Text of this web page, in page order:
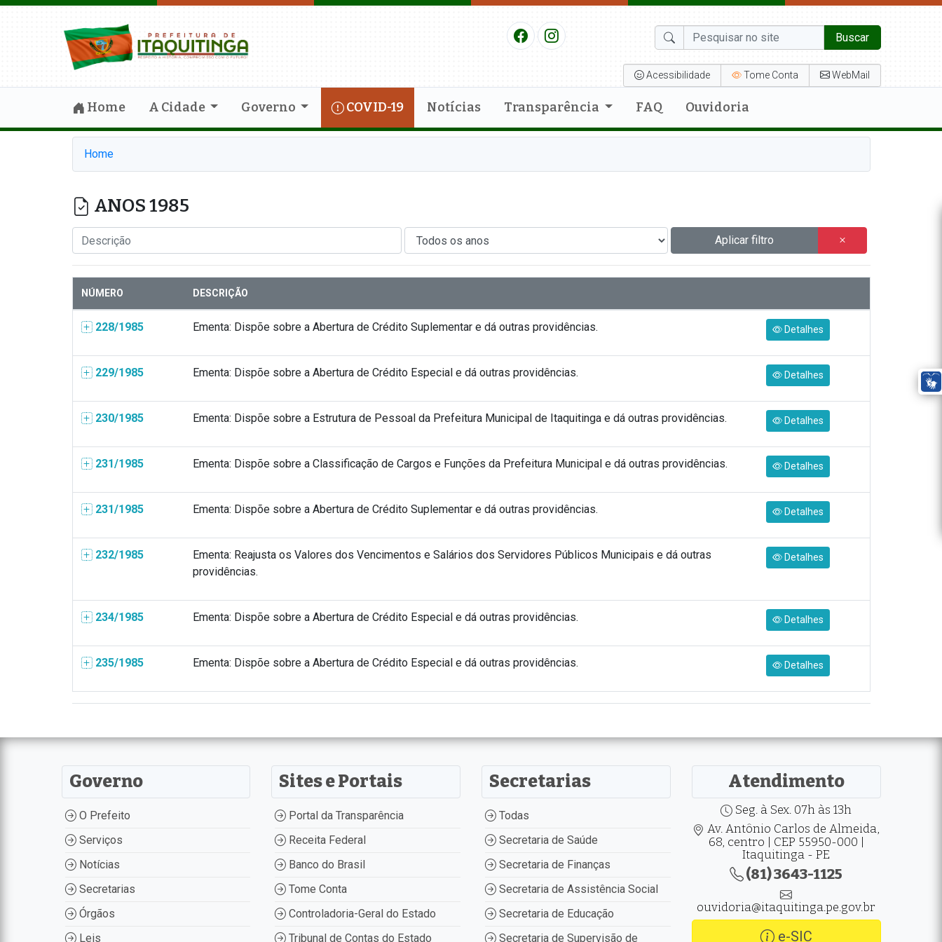
Buscar
Acessibilidade Tome Conta WebMail
Home A Cidade Governo COVID-19 Notícias Transparência FAQ Ouvidoria
Home
ANOS 1985
Aplicar filtro
NÚMERO DESCRIÇÃO
228/1985 Ementa: Dispõe sobre a Abertura de Crédito Suplementar e dá outras providências. Detalhes
229/1985 Ementa: Dispõe sobre a Abertura de Crédito Especial e dá outras providências. Detalhes
230/1985 Ementa: Dispõe sobre a Estrutura de Pessoal da Prefeitura Municipal de Itaquitinga e dá outras providências. Detalhes
231/1985 Ementa: Dispõe sobre a Classificação de Cargos e Funções da Prefeitura Municipal e dá outras providências. Detalhes
231/1985 Ementa: Dispõe sobre a Abertura de Crédito Suplementar e dá outras providências. Detalhes
232/1985
Ementa: Reajusta os Valores dos Vencimentos e Salários dos Servidores Públicos Municipais e dá outras
providências.
Detalhes
234/1985 Ementa: Dispõe sobre a Abertura de Crédito Especial e dá outras providências. Detalhes
235/1985 Ementa: Dispõe sobre a Abertura de Crédito Especial e dá outras providências. Detalhes
Governo
O Prefeito
Serviços
Notícias
Secretarias
Órgãos
Leis
Sites e Portais
Portal da Transparência
Receita Federal
Banco do Brasil
Tome Conta
Controladoria-Geral do Estado
Tribunal de Contas do Estado
Secretarias
Todas
Secretaria de Saúde
Secretaria de Finanças
Secretaria de Assistência Social
Secretaria de Educação
Secretaria de Supervisão de
Atendimento
Seg. à Sex. 07h às 13h
Av. Antônio Carlos de Almeida,
68, centro | CEP 55950-000 |
Itaquitinga - PE
(81) 3643-1125
ouvidoria@itaquitinga.pe.gov.br
e-SIC